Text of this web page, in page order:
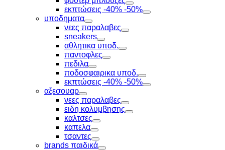
Toggle
εκπτώσεις -40% -50%
Toggle
υποδηματα
Toggle
νεες παραλαβες
Toggle
sneakers
Toggle
αθλητικα υποδ.
Toggle
παντοφλες
Toggle
πεδιλα
Toggle
ποδοσφαιρικα υποδ.
Toggle
εκπτώσεις -40% -50%
Toggle
αξεσουαρ
Toggle
νεες παραλαβες
Toggle
ειδη κολυμβησης
Toggle
καλτσες
Toggle
καπελα
Toggle
τσαντες
Toggle
brands παιδικά